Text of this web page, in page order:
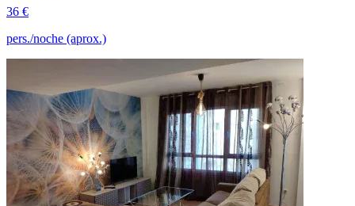
36 €
pers./noche (aprox.)